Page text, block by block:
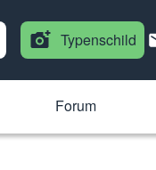
Typenschild
Forum